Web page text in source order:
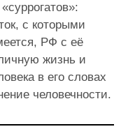
с которыми
РФ с её
жизнь и
в его словах
человечности.